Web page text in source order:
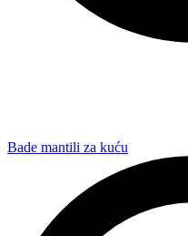
Bade mantili za kuću